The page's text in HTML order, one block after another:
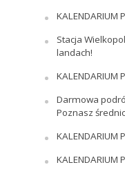
KALENDARIUM
Stacja
landach!
KALENDARIUM
Darmowa
Poznasz
KALENDARIUM
KALENDARIUM